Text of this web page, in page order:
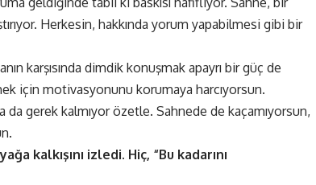
Herkesin, hakkında yorum yapabilmesi gibi bir
karşısında dimdik konuşmak apayrı bir güç de
için motivasyonunu korumaya harcıyorsun.
gerek kalmıyor özetle. Sahnede de kaçamıyorsun,
kalkışını izledi. Hiç, “Bu kadarını